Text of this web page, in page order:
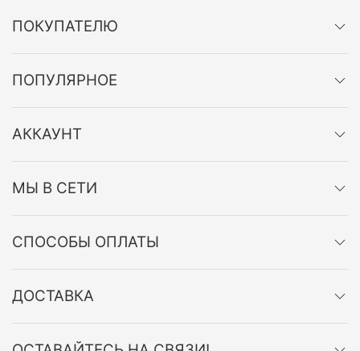
ПОКУПАТЕЛЮ
ПОПУЛЯРНОЕ
АККАУНТ
МЫ В СЕТИ
СПОСОБЫ ОПЛАТЫ
ДОСТАВКА